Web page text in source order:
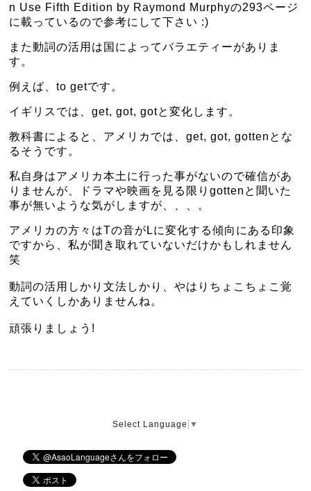
n Use Fifth Edition by Raymond Murphyの293ページ
に載っているので参考にして下さい :)
また動詞の活用は国によってバラエティーがありま
す。
例えば、to getです。
イギリスでは、get, got, gotと変化します。
教科書によると、アメリカでは、get, got, gottenとな
るそうです。
私自身はアメリカ本土に行った事がないので確信があ
りませんが、ドラマや映画を見る限りgottenと聞いた
事が無いような気がしますが、、、。
アメリカの方々はTの音がLに変化する傾向にある印象
ですから、私が聞き取れていないだけかもしれません
笑
動詞の活用しかり文法しかり、やはりちょこちょこ覚
えていくしかありませんね。
頑張りましょう!
Select Language ▼